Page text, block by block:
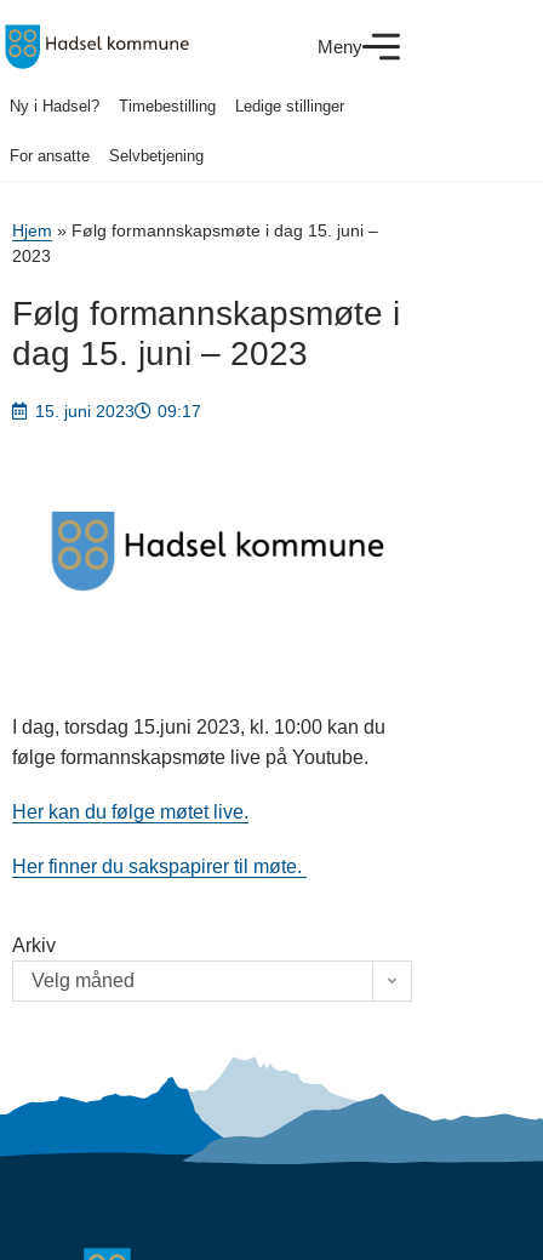
Meny
Ny i Hadsel? Timebestilling Ledige stillinger
For ansatte Selvbetjening
Hjem » Følg formannskapsmøte i dag 15. juni –
2023
Følg formannskapsmøte i
dag 15. juni – 2023
15. juni 2023 09:17
I dag, torsdag 15.juni 2023, kl. 10:00 kan du
følge formannskapsmøte live på Youtube.
Her kan du følge møtet live.
Her finner du sakspapirer til møte.
Arkiv
Velg måned